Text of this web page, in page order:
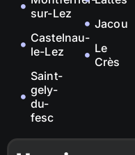
sur-Lez
Castelnau-
le-Lez
Saint-
gely-
du-
fesc
Jacou
Le
Crès